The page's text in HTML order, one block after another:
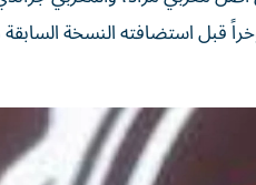
قبل استضافته النسخة